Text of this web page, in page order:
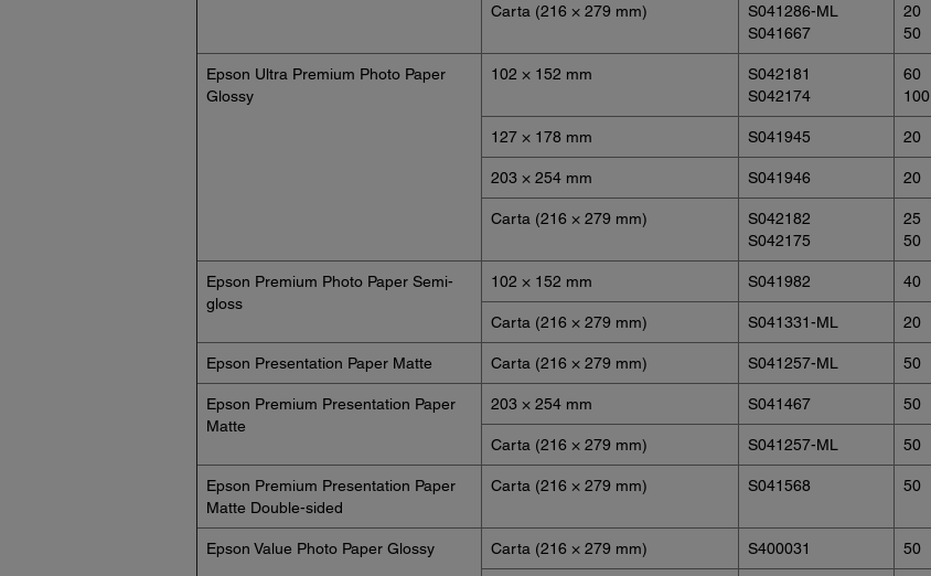
Carta (216 × 279 mm)
S041286-ML
S041667
20
50
Epson Ultra Premium Photo Paper
Glossy
102 × 152 mm
S042181
S042174
60
100
127 × 178 mm S041945 20
203 × 254 mm S041946 20
Carta (216 × 279 mm)
S042182
S042175
25
50
Epson Premium Photo Paper Semi-
gloss
102 × 152 mm S041982 40
Carta (216 × 279 mm) S041331-ML 20
Epson Presentation Paper Matte Carta (216 × 279 mm) S041257-ML 50
Epson Premium Presentation Paper
Matte
203 × 254 mm S041467 50
Carta (216 × 279 mm) S041257-ML 50
Epson Premium Presentation Paper
Matte Double-sided
Carta (216 × 279 mm) S041568 50
Epson Value Photo Paper Glossy Carta (216 × 279 mm) S400031 50